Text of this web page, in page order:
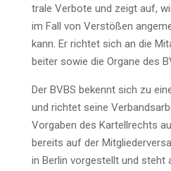
tra­le Ver­bo­te und zeigt auf,
im Fall von Ver­stö­ßen
kann. Er rich­tet sich an die
bei­ter sowie die Orga­ne des
Der BVBS bekennt sich zu
und rich­tet sei­ne
Vor­ga­ben des Kar­tell­rechts
bereits auf der
in Ber­lin vor­ge­stellt und steht